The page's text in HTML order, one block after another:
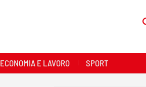
ECONOMIA E LAVORO SPORT